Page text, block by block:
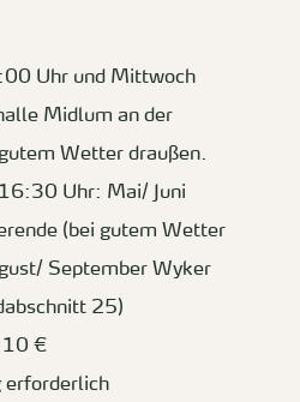
Uhr und Mittwoch
Midlum an der
Wetter draußen.
16:30 Uhr: Mai/ Juni
(bei gutem Wetter
September Wyker
25)
10 €
erforderlich